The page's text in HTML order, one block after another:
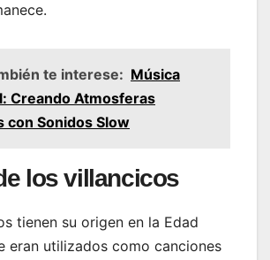
te interese: Música
Creando Atmosferas
con Sonidos Slow
los villancicos
tienen su origen en la Edad
eran utilizados como canciones